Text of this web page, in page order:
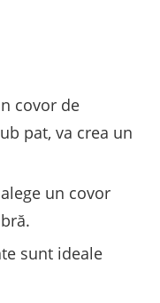
covor de
pat, va crea un
un covor
sunt ideale